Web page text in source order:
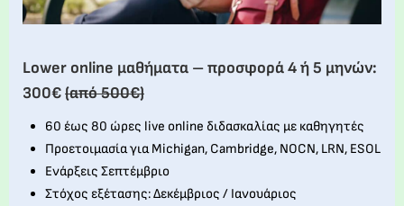
Lower online μαθήματα – προσφορά 4 ή 5 μηνών:
300€(από 500€)
60 έως 80 ώρες live online διδασκαλίας με καθηγητές
Προετοιμασία για Michigan, Cambridge, NOCN, LRN, ESOL
Ενάρξεις Σεπτέμβριο
Στόχος εξέτασης: Δεκέμβριος / Ιανουάριος